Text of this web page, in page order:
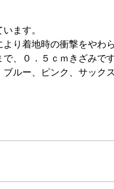
ます。
り着地時の衝撃をやわ
、０．５ｃｍきざみです
ルー、ピンク、サック